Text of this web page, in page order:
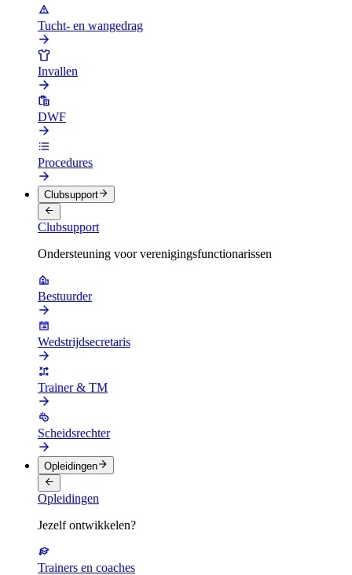
Tucht- en wangedrag
Invallen
DWF
Procedures
Clubsupport
Clubsupport
Ondersteuning voor verenigingsfunctionarissen
Bestuurder
Wedstrijdsecretaris
Trainer & TM
Scheidsrechter
Opleidingen
Opleidingen
Jezelf ontwikkelen?
Trainers en coaches